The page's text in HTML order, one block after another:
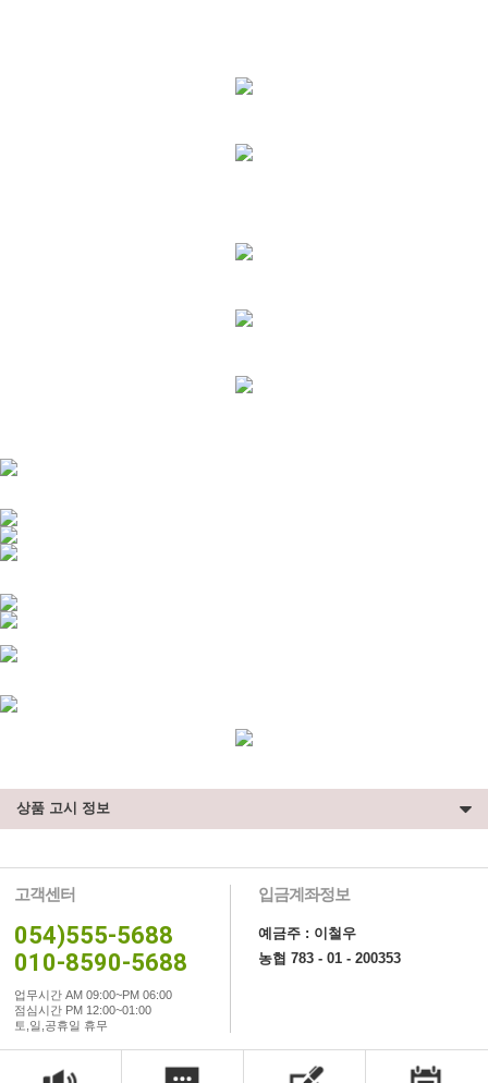
상품 고시 정보
고객센터
054)555-5688
010-8590-5688
업무시간 AM 09:00~PM 06:00
점심시간 PM 12:00~01:00
토,일,공휴일 휴무
입금계좌정보
예금주 : 이철우
농협 783 - 01 - 200353